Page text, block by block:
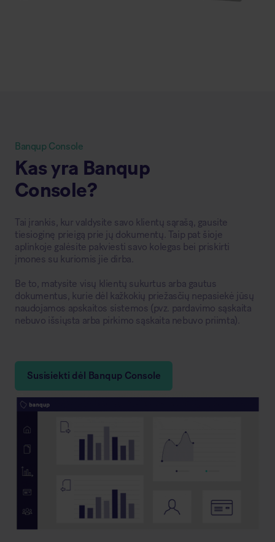
Banqup Console
Kas yra Banqup
Console?
Tai įrankis, kur valdysite savo klientų sąrašą, gausite
tiesioginę prieigą prie jų dokumentų. Taip pat šioje
aplinkoje galėsite pakviesti savo kolegas bei priskirti
įmones su kuriomis jie dirba.
Be to, matysite visų klientų sukurtus arba gautus
dokumentus, kurie dėl kažkokių priežasčių nepasiekė jūsų
naudojamos apskaitos sistemos (pvz. pardavimo sąskaita
nebuvo išsiųsta arba pirkimo sąskaita nebuvo priimta).
Susisiekti dėl Banqup Console